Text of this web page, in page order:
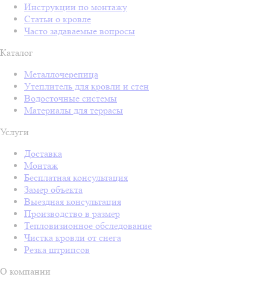
Инструкции по монтажу
Статьи о кровле
Часто задаваемые вопросы
Каталог
Металлочерепица
Утеплитель для кровли и стен
Водосточные системы
Материалы для террасы
Услуги
Доставка
Монтаж
Бесплатная консультация
Замер объекта
Выездная консультация
Производство в размер
Тепловизионное обследование
Чистка кровли от снега
Резка штрипсов
О компании